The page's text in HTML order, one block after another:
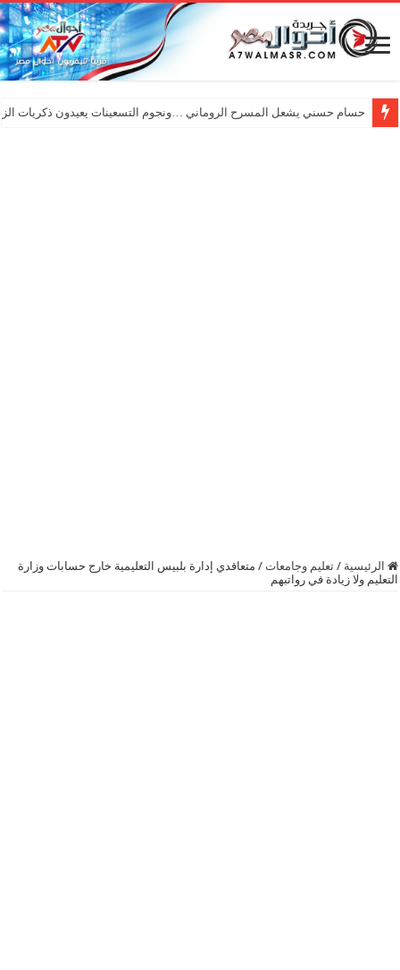
حسام حسني يشعل المسرح الروماني …ونجوم التسعينات يعيدون ذكريات
الرئيسية / تعليم وجامعات / متعاقدي إدارة بلبيس التعليمية خارج حسابات وزارة
التعليم ولا زيادة في رواتبهم